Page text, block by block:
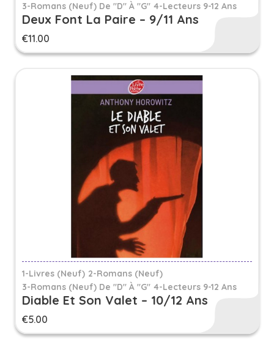
3-Romans (neuf) De "D" À "G" 4-Lecteurs 9-12 Ans
Deux Font La Paire – 9/11 Ans
€11.00
1-Livres (Neuf) 2-Romans (Neuf)
3-Romans (neuf) De "D" À "G" 4-Lecteurs 9-12 Ans
Diable Et Son Valet – 10/12 Ans
€5.00